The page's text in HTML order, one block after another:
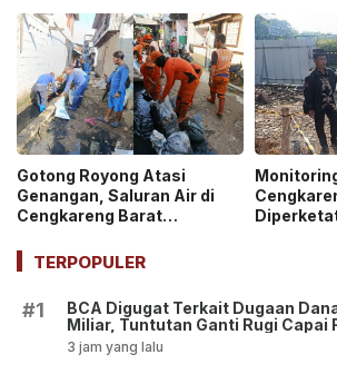
Gotong Royong Atasi
Genangan, Saluran Air di
Cengkareng Barat
TERPOPULER
#1
BCA Digugat Terkait Dugaan
Miliar, Tuntutan Ganti Rugi Capai
3 jam yang lalu